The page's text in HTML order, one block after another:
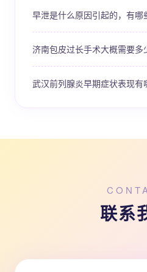
早泄是什么原因引起的，有哪
济南包皮过长手术大概需要多
武汉前列腺炎早期症状表现有
联系